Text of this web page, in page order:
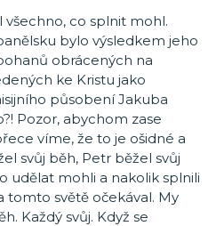
všechno, co splnit mohl.
bylo výsledkem jeho
obrácených na
ke Kristu jako
působení Jakuba
Pozor, abychom zase
víme, že to je ošidné a
svůj běh, Petr běžel svůj
udělat mohli a nakolik splnili
tomto světě očekával. My
Každý svůj. Když se